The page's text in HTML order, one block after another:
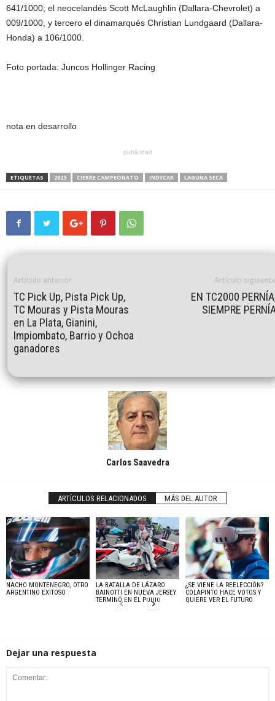
641/1000; el neocelandés Scott McLaughlin (Dallara-Chevrolet) a
009/1000, y tercero el dinamarqués Christian Lundgaard (Dallara-
Honda) a 106/1000.
Foto portada: Juncos Hollinger Racing
nota en desarrollo
publicidad
ETIQUETAS 2023 CIERRE CAMPEONATO INDYCAR LAGUNA SECA
Artículo anterior
TC Pick Up, Pista Pick Up,
TC Mouras y Pista Mouras
en La Plata, Gianini,
Impiombato, Barrio y Ochoa
ganadores
Artículo
EN TC2000
SIEMPRE
Carlos Saavedra
ARTÍCULOS RELACIONADOS MÁS DEL AUTOR
NACHO MONTENEGRO, OTRO
ARGENTINO EXITOSO
LA BATALLA DE LÁZARO
BAINOTTI EN NUEVA JERSEY
TERMINÓ EN EL PODIO
¿SE VIENE LA REELECCIÓN?
COLAPINTO HACE VOTOS Y
QUIERE VER EL FUTURO
Dejar una respuesta